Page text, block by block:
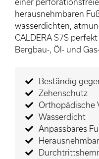
herausnehmbaren
wasserdichten,
CALDERA S7S
Bergbau-, Öl- und
Beständig
Zehenschutz
Orthopädische
Wasserdicht
Anpassbares